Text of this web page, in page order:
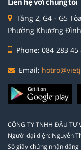
Tầng 2, G4 - G5
Phường Khương
Phone: 084 283 45
Email:
CÔNG TY TNHH ĐẦU TƯ
Người đại diện: Nguyễn
Số giấy chứng nhận